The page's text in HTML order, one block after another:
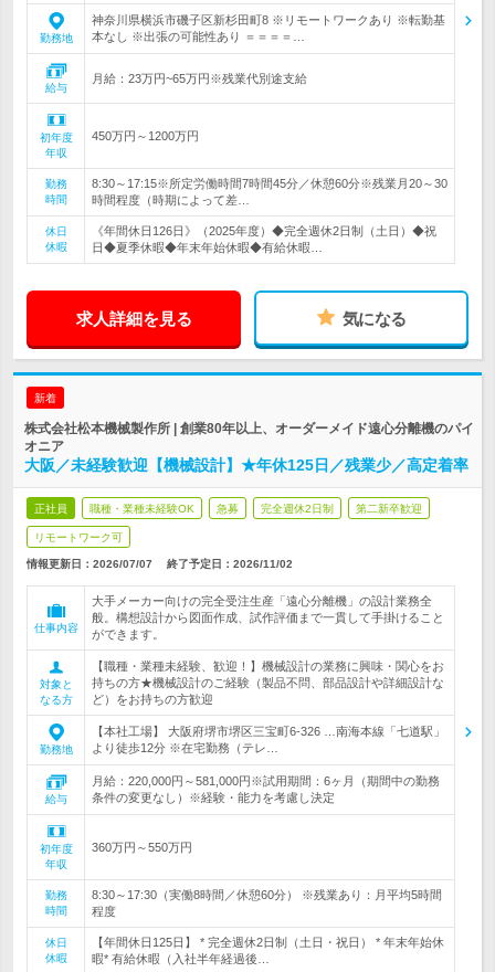
勤務地
神奈川県横浜市磯子区新杉田町8 ※リモートワークあり ※転勤基
本なし ※出張の可能性あり ＝＝＝＝…
給与
月給：23万円~65万円※残業代別途支給
初年度
年収
450万円～1200万円
勤務
時間
8:30～17:15※所定労働時間7時間45分／休憩60分※残業月20～30
時間程度（時期によって差…
休日
休暇
《年間休日126日》（2025年度）◆完全週休2日制（土日）◆祝
日◆夏季休暇◆年末年始休暇◆有給休暇…
求人詳細を見る 気になる
新着
株式会社松本機械製作所 | 創業80年以上、オーダーメイド遠心分離機のパイ
オニア
大阪／未経験歓迎【機械設計】★年休125日／残業少／高定着率
正社員 職種・業種未経験OK 急募 完全週休2日制 第二新卒歓迎
リモートワーク可
情報更新日：2026/07/07 終了予定日： 2026/11/02
仕事内容
大手メーカー向けの完全受注生産「遠心分離機」の設計業務全
般。構想設計から図面作成、試作評価まで一貫して手掛けること
ができます。
対象と
なる方
【職種・業種未経験、歓迎！】機械設計の業務に興味・関心をお
持ちの方★機械設計のご経験（製品不問、部品設計や詳細設計な
ど）をお持ちの方歓迎
勤務地
【本社工場】 大阪府堺市堺区三宝町6-326 …南海本線「七道駅」
より徒歩12分 ※在宅勤務（テレ…
給与
月給：220,000円～581,000円※試用期間：6ヶ月（期間中の勤務
条件の変更なし）※経験・能力を考慮し決定
初年度
年収
360万円～550万円
勤務
時間
8:30～17:30（実働8時間／休憩60分） ※残業あり：月平均5時間
程度
休日
休暇
【年間休日125日】 * 完全週休2日制（土日・祝日） * 年末年始休
暇* 有給休暇（入社半年経過後…